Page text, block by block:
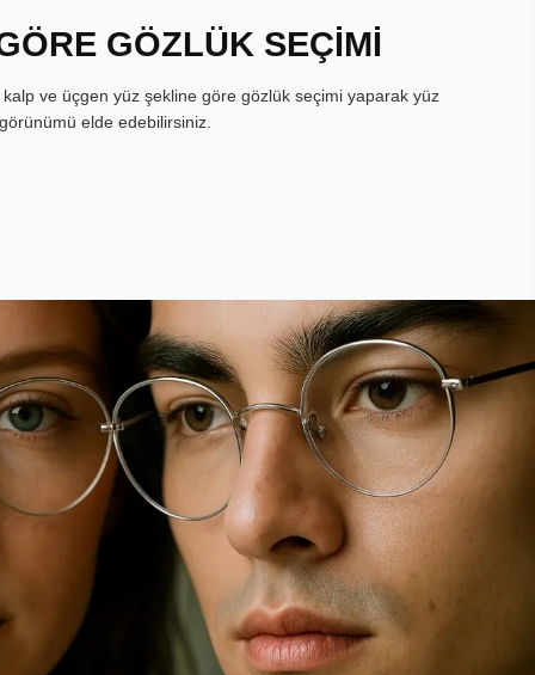
GÖZLÜK SEÇİMİ
ve üçgen yüz şekline göre gözlük seçimi yaparak yüz
elde edebilirsiniz.